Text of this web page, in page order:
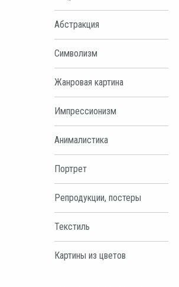
Абстракция
Символизм
Жанровая картина
Импрессионизм
Анималистика
Портрет
Репродукции, постеры
Текстиль
Картины из цветов